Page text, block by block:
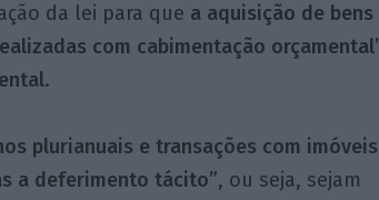
da lei para que a aquisição de bens
com cabimentação
.
plurianuais e transações com
a deferimento tácito”, ou seja, sejam